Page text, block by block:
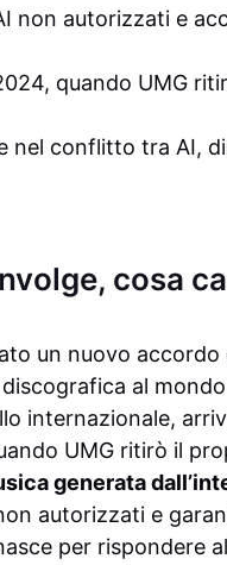
non autorizzati e
quando UMG
nel conflitto tra AI,
cosa
un nuovo accordo
al
internazionale,
UMG ritirò il
generata
autorizzati e
per rispondere